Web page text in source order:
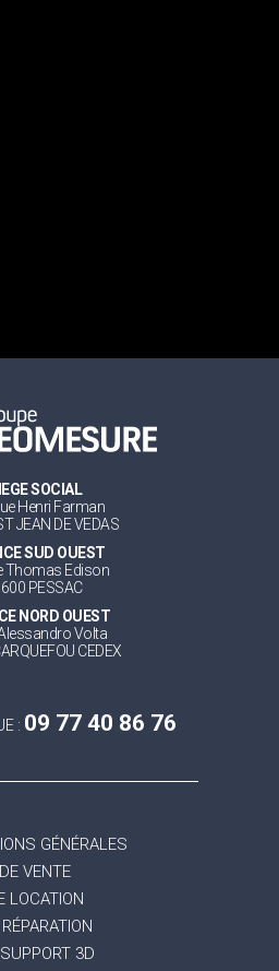
SOCIAL
Henri Farman
JEAN DE VEDAS
SUD OUEST
Thomas Edison
PESSAC
NORD OUEST
Volta
CEDEX
: 09 77 40 86 76
GÉNÉRALES
DE VENTE
LOCATION
3D